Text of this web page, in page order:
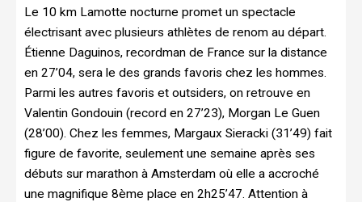
Le 10 km Lamotte nocturne promet un spectacle
électrisant avec plusieurs athlètes de renom au départ.
Étienne Daguinos, recordman de France sur la distance
en 27’04, sera le des grands favoris chez les hommes.
Parmi les autres favoris et outsiders, on retrouve en
Valentin Gondouin (record en 27’23), Morgan Le Guen
(28’00). Chez les femmes, Margaux Sieracki (31’49) fait
figure de favorite, seulement une semaine après ses
débuts sur marathon à Amsterdam où elle a accroché
une magnifique 8ème place en 2h25’47. Attention à